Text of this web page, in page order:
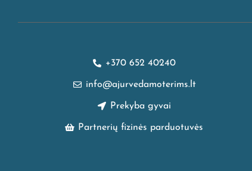
+370 652 40240
info@ajurvedamoterims.lt
Prekyba gyvai
Partnerių fizinės parduotuvės